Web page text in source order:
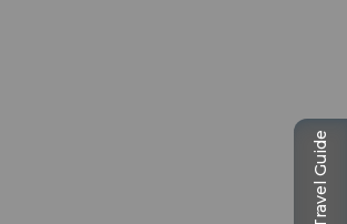
Travel Guide